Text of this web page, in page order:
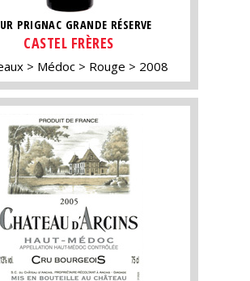
PRIGNAC GRANDE RÉSERVE
CASTEL FRÈRES
Médoc Rouge 2008